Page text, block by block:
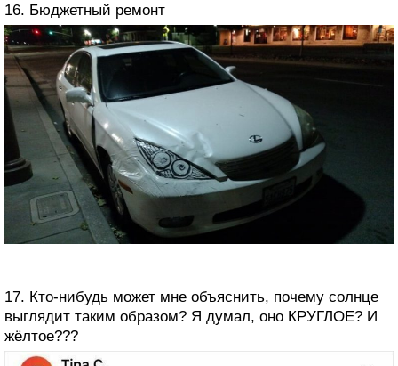
16. Бюджетный ремонт
17. Кто-нибудь может мне объяснить, почему солнце
выглядит таким образом? Я думал, оно КРУГЛОЕ? И
жёлтое???